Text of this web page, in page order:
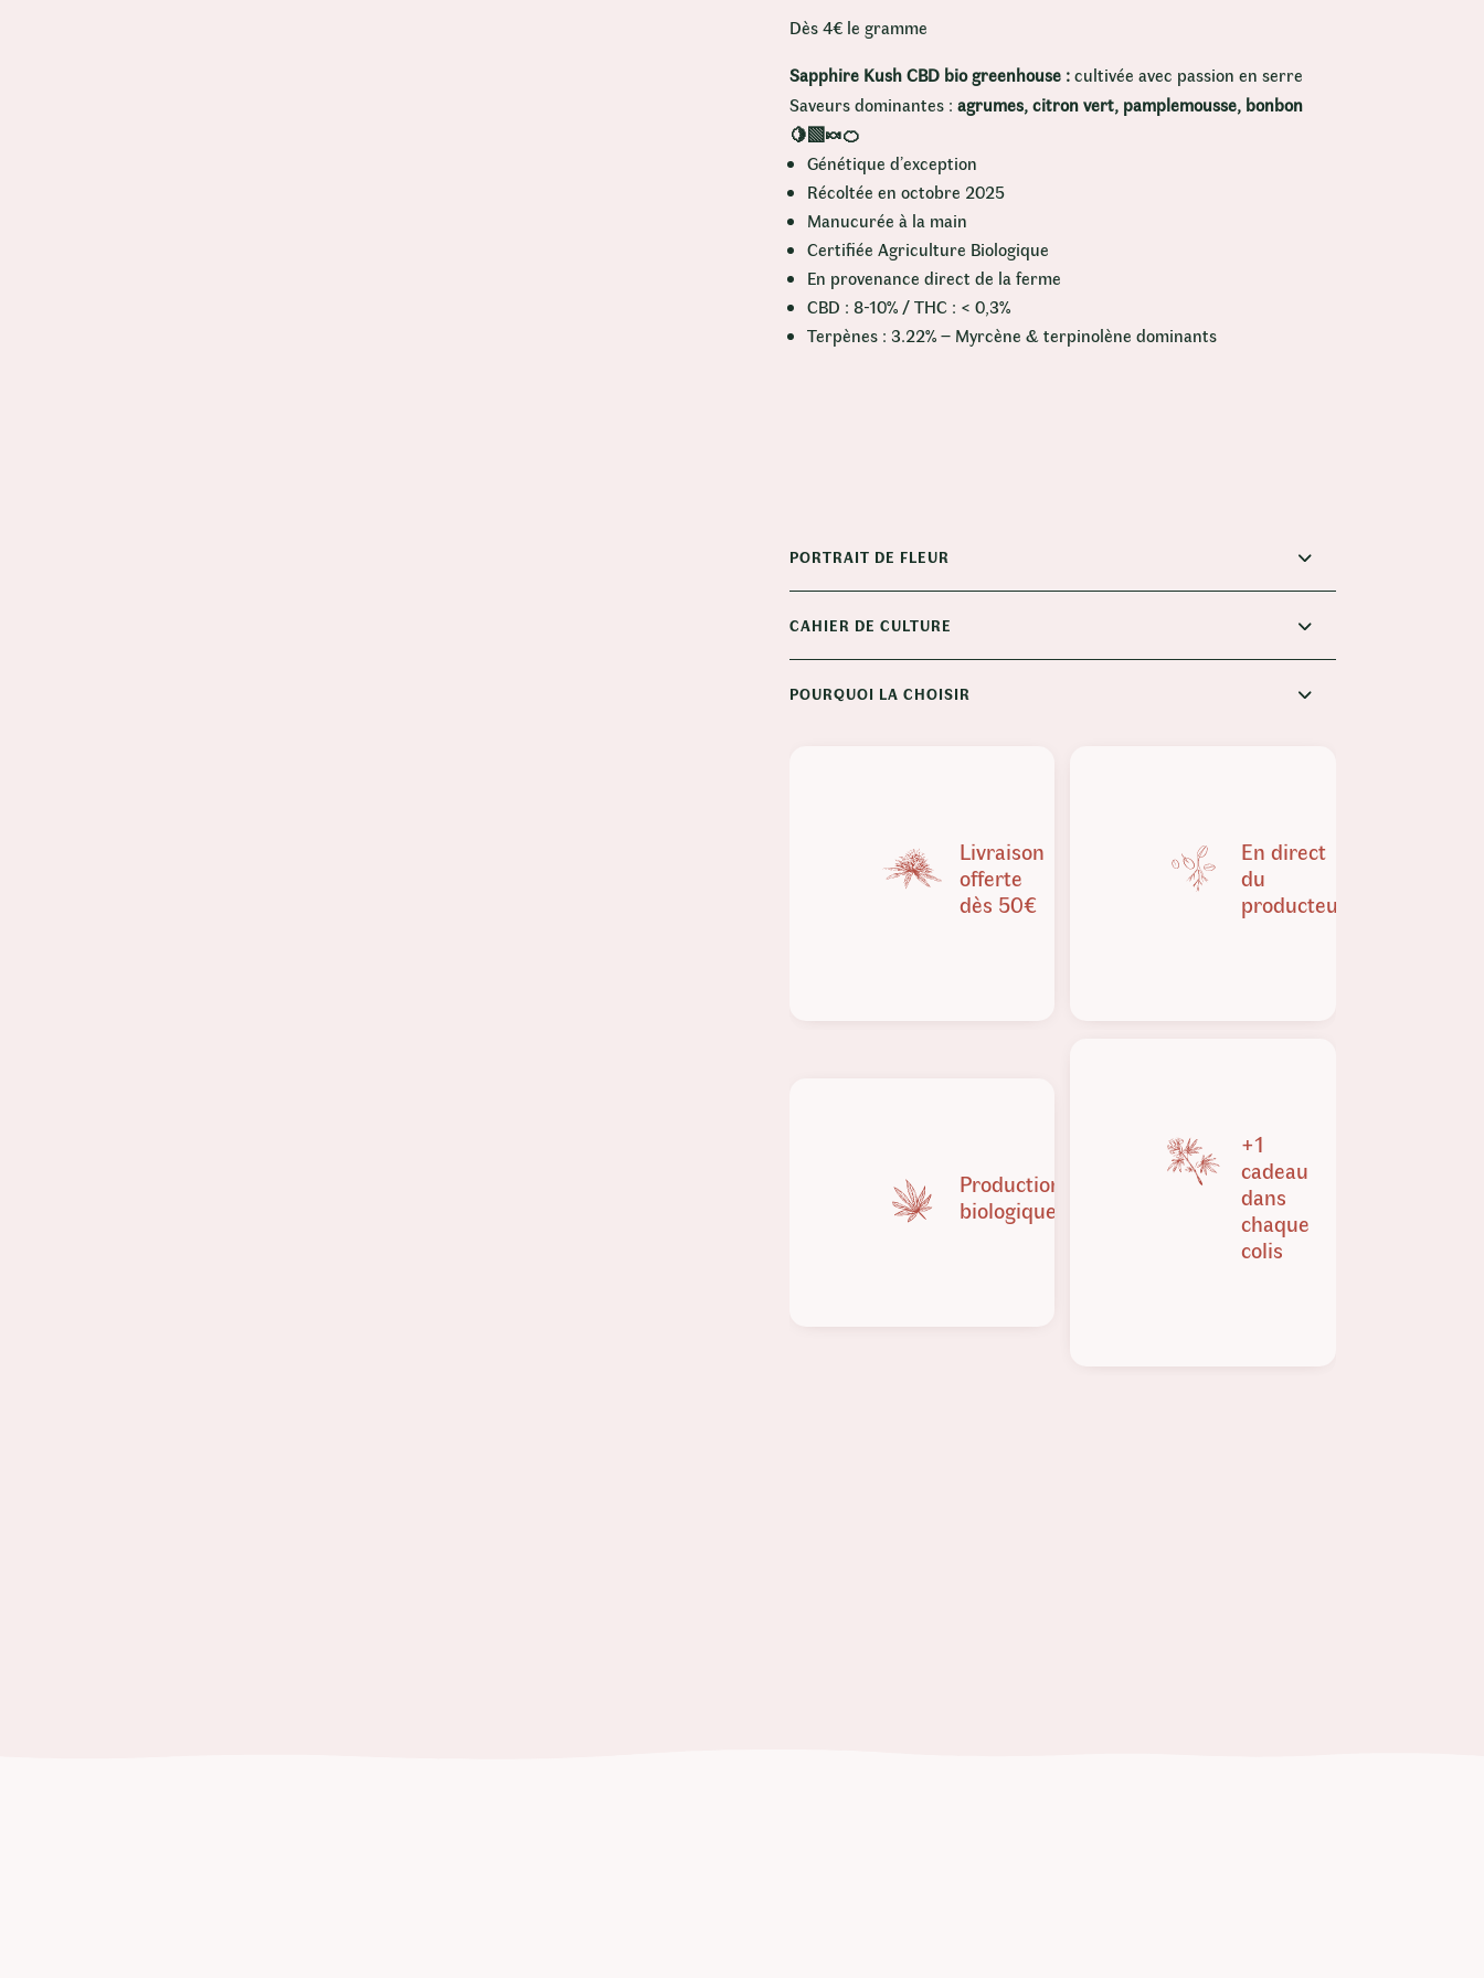
Dès 4€ le gramme
Sapphire Kush CBD bio greenhouse :cultivée avec passion en serre
Saveurs dominantes : agrumes, citron vert, pamplemousse, bonbon
🍋‍🟩🍬🍊
Génétique d’exception
Récoltée en octobre 2025
Manucurée à la main
Certifiée Agriculture Biologique
En provenance direct de la ferme
CBD : 8-10% / THC : < 0,3%
Terpènes : 3.22% – Myrcène & terpinolène dominants
PORTRAIT DE FLEUR
CAHIER DE CULTURE
POURQUOI LA CHOISIR
Livraison
offerte
dès 50€
En direct
du
producteur
Production
biologique
+1
cadeau
dans
chaque
colis